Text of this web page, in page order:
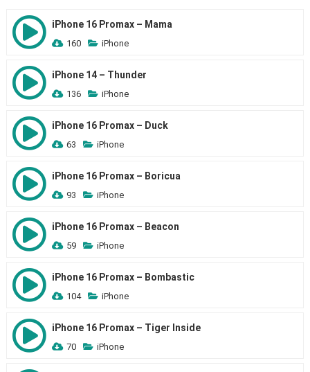
iPhone 16 Promax – Mama
160 iPhone
iPhone 14 – Thunder
136 iPhone
iPhone 16 Promax – Duck
63 iPhone
iPhone 16 Promax – Boricua
93 iPhone
iPhone 16 Promax – Beacon
59 iPhone
iPhone 16 Promax – Bombastic
104 iPhone
iPhone 16 Promax – Tiger Inside
70 iPhone